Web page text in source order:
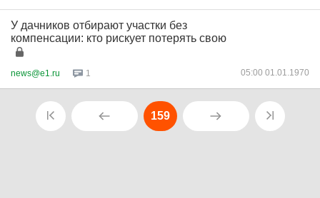
У дачников отбирают участки без
компенсации: кто рискует потерять свою
news@e1.ru 1 05:00 01.01.1970
159